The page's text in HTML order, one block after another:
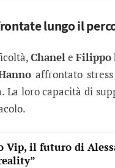
lungo il
ChaneleFilippo
affrontato
La loro capacità di
Vip, il futuro di